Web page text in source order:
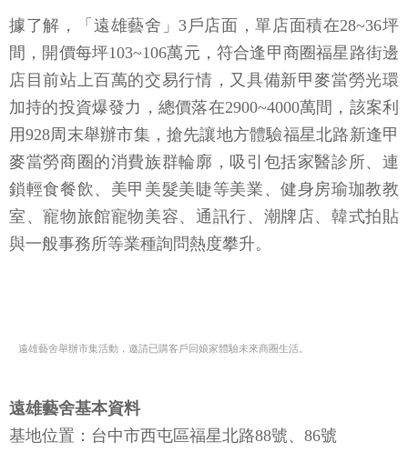
據了解，「遠雄藝舍」3戶店面，單店面積在28~36坪
間，開價每坪103~106萬元，符合逢甲商圈福星路街邊
店目前站上百萬的交易行情，又具備新甲麥當勞光環
加持的投資爆發力，總價落在2900~4000萬間，該案利
用928周末舉辦市集，搶先讓地方體驗福星北路新逢甲
麥當勞商圈的消費族群輪廓，吸引包括家醫診所、連
鎖輕食餐飲、美甲美髮美睫等美業、健身房瑜珈教教
室、寵物旅館寵物美容、通訊行、潮牌店、韓式拍貼
與一般事務所等業種詢問熱度攀升。
遠雄藝舍舉辦市集活動，邀請已購客戶回娘家體驗未來商圈生活。
遠雄藝舍基本資料
基地位置：台中市西屯區福星北路88號、86號